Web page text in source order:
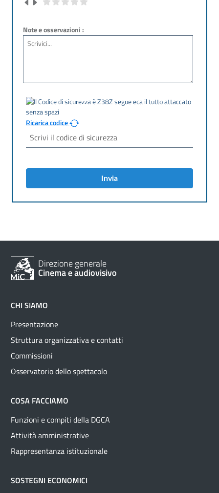
Note e osservazioni :
Ricarica codice
Invia
Direzione generale
Cinema e audiovisivo
CHI SIAMO
Presentazione
Struttura organizzativa e contatti
Commissioni
Osservatorio dello spettacolo
COSA FACCIAMO
Funzioni e compiti della DGCA
Attività amministrative
Rappresentanza istituzionale
SOSTEGNI ECONOMICI